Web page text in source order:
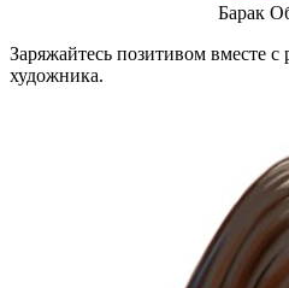
Барак
Заряжайтесь позитивом вместе с
художника.